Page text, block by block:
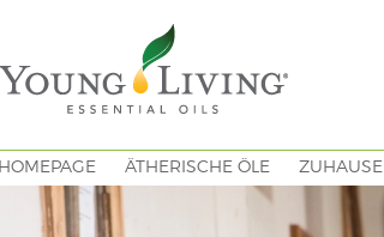
HOMEPAGE ÄTHERISCHE ÖLE ZUHAUSE